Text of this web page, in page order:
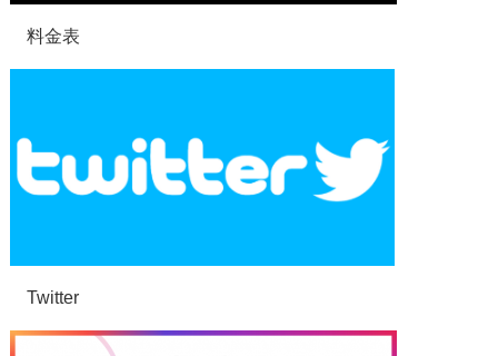
料金表
Twitter